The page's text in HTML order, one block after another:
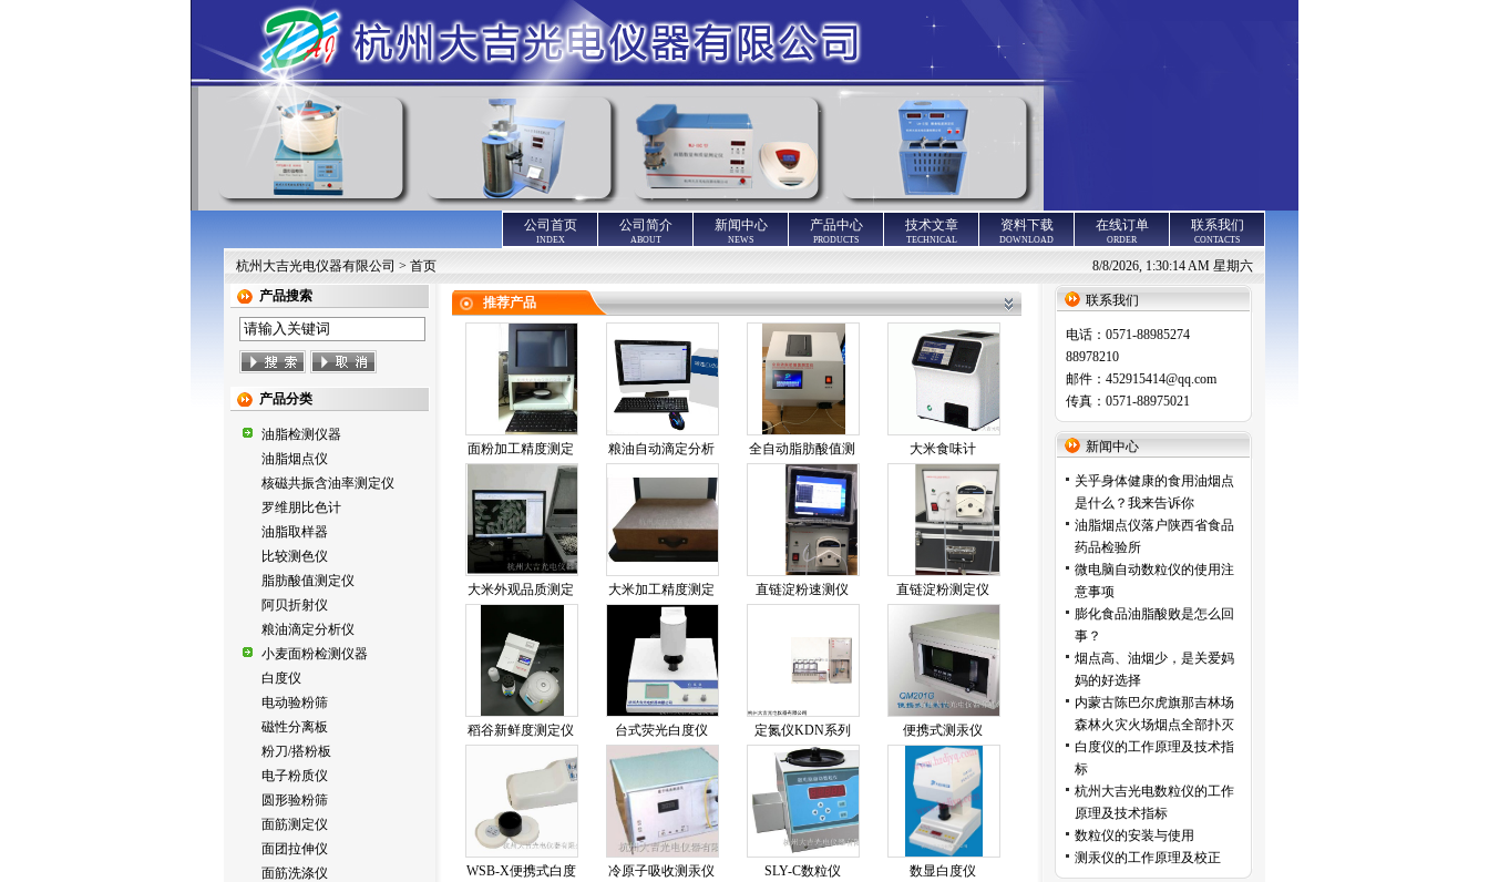
公司首页
INDEX
公司简介
ABOUT
新闻中心
NEWS
产品中心
PRODUCTS
技术文章
TECHNICAL
资料下载
DOWNLOAD
在线订单
ORDER
联系我们
CONTACTS
杭州大吉光电仪器有限公司 > 首页
8/8/2026, 1:30:14 AM 星期六
产品搜索
产品分类
油脂检测仪器
油脂烟点仪
核磁共振含油率测定仪
罗维朋比色计
油脂取样器
比较测色仪
脂肪酸值测定仪
阿贝折射仪
粮油滴定分析仪
小麦面粉检测仪器
白度仪
电动验粉筛
磁性分离板
粉刀/搭粉板
电子粉质仪
圆形验粉筛
面筋测定仪
面团拉伸仪
面筋洗涤仪
推荐产品
面粉加工精度测定
粮油自动滴定分析
仪
全自动脂肪酸值测
定仪
大米食味计
大米外观品质测定
大米加工精度测定
仪
直链淀粉速测仪 直链淀粉测定仪
稻谷新鲜度测定仪 台式荧光白度仪 定氮仪KDN系列 便携式测汞仪
WSB-X便携式白度
冷原子吸收测汞仪 SLY-C数粒仪 数显白度仪
联系我们
电话：0571-88985274
88978210
邮件：452915414@qq.com
传真：0571-88975021
新闻中心
关乎身体健康的食用油烟点
是什么？我来告诉你
油脂烟点仪落户陕西省食品
药品检验所
微电脑自动数粒仪的使用注
意事项
膨化食品油脂酸败是怎么回
事？
烟点高、油烟少，是关爱妈
妈的好选择
内蒙古陈巴尔虎旗那吉林场
森林火灾火场烟点全部扑灭
白度仪的工作原理及技术指
标
杭州大吉光电数粒仪的工作
原理及技术指标
数粒仪的安装与使用
测汞仪的工作原理及校正